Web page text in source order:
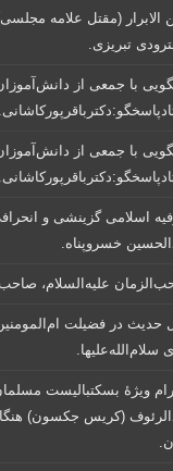
الابرار (مقتل علامه
تبریزی.
با جمعی‌ از
با جمعی‌ از
اسلامی گزینشی و
خسروپناه.
علیه‌السلام،
حدیث در فضیلت
سلام‌الله‌علیها.
ویژۀ بسکتبالیست
(کریس جکسون)